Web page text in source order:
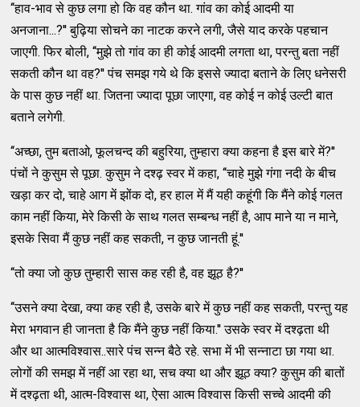
‘‘हाव-भाव से कुछ लगा हो कि वह कौन था. गांव का कोई आदमी या
अनजाना...?'' बुढ़िया सोचने का नाटक करने लगी, जैसे याद करके पहचान
जाएगी. फिर बोली, ‘‘मुझे तो गांव का ही कोई आदमी लगता था, परन्‍तु बता नहीं
सकती कौन था वह?'' पंच समझ गये थे कि इससे ज्‍यादा बताने के लिए धनेसरी
के पास कुछ नहीं था. जितना ज्‍यादा पूछा जाएगा, वह कोई न कोई उल्‍टी बात
बताने लगेगी.
‘‘अच्‍छा, तुम बताओ, फूलचन्‍द की बहुरिया, तुम्‍हारा क्‍या कहना है इस बारे में?''
पंचों ने कुसुम से पूछा. कुसुम ने दश्‍ढ़ स्‍वर में कहा, ‘‘चाहे मुझे गंगा नदी के बीच
खड़ा कर दो, चाहे आग में झोंक दो, हर हाल में मैं यही कहूंगी कि मैंने कोई गलत
काम नहीं किया, मेरे किसी के साथ गलत सम्‍बन्‍ध नहीं है, आप माने या न माने,
इसके सिवा मैं कुछ नहीं कह सकती, न कुछ जानती हूं.''
‘‘तो क्‍या जो कुछ तुम्‍हारी सास कह रही है, वह झूठ है?''
‘‘उसने क्‍या देखा, क्‍या कह रही है, उसके बारे में कुछ नहीं कह सकती, परन्‍तु यह
मेरा भगवान ही जानता है कि मैंने कुछ नहीं किया.'' उसके स्‍वर में दश्‍ढ़ता थी
और था आत्‍मविश्‍वास..सारे पंच सन्‍न बैठे रहे. सभा में भी सन्‍नाटा छा गया था.
लोगों की समझ में नहीं आ रहा था, सच क्‍या था और झूठ क्‍या? कुसुम की बातों
में दश्‍ढ़ता थी, आत्‍म-विश्‍वास था, ऐसा आत्‍म विश्‍वास किसी सच्‍चे आदमी की